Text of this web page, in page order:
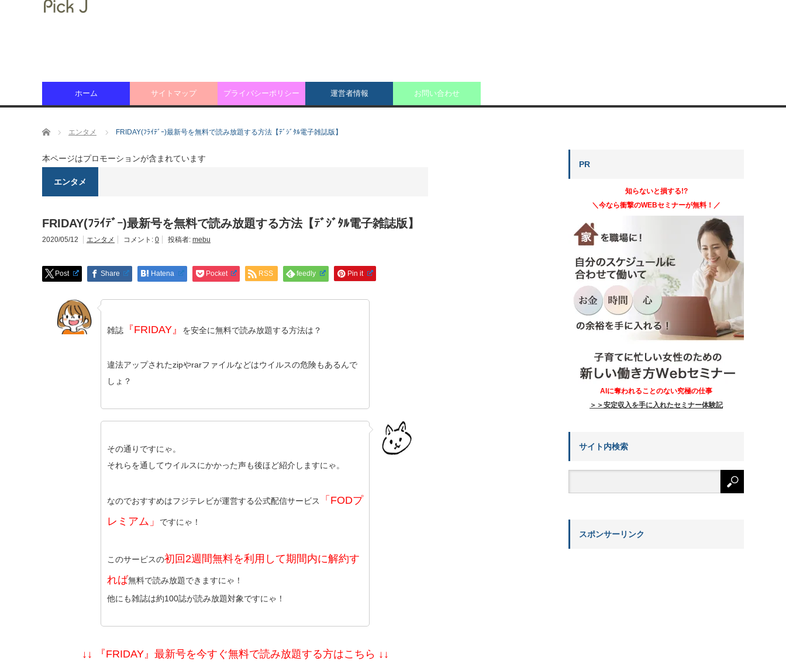
ホーム サイトマップ プライバシーポリシー 運営者情報 お問い合わせ
ホーム エンタメ FRIDAY(ﾌﾗｲﾃﾞｰ)最新号を無料で読み放題する方法【ﾃﾞｼﾞﾀﾙ電子雑誌版】
本ページはプロモーションが含まれています
エンタメ
FRIDAY(ﾌﾗｲﾃﾞｰ)最新号を無料で読み放題する方法【ﾃﾞｼﾞﾀﾙ電子雑誌版】
2020/05/12 エンタメ コメント: 0 投稿者: mebu
Post Share Hatena Pocket RSS feedly Pin it
雑誌 『FRIDAY』 を安全に無料で読み放題する方法は？
違法アップされたzipやrarファイルなどはウイルスの危険もあるんで
しょ？
その通りですにゃ。
それらを通してウイルスにかかった声も後ほど紹介しますにゃ。
なのでおすすめはフジテレビが運営する公式配信サービス
「FODプ
レミアム」
ですにゃ！
このサービスの初回2週間無料を利用して期間内に解約す
れば無料で読み放題できますにゃ！
他にも雑誌は約100誌が読み放題対象ですにゃ！
↓↓ 『FRIDAY』最新号を今すぐ無料で読み放題する方はこちら ↓↓
PR
知らないと損する!?
＼今なら衝撃のWEBセミナーが無料！／
AIに奪われることのない究極の仕事
＞＞安定収入を手に入れたセミナー体験記
サイト内検索
スポンサーリンク